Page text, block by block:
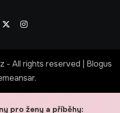
- All rights reserved
Blogus
.
pro ženy a příběhy: